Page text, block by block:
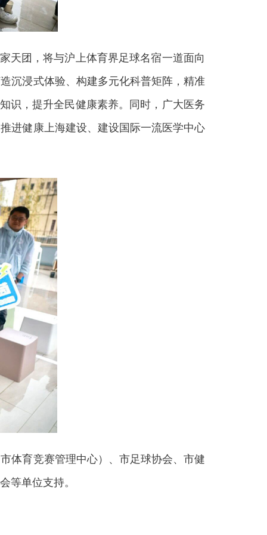
团，将与沪上体育界足球名宿一道面向
沉浸式体验、构建多元化科普矩阵，精准
识，提升全民健康素养。同时，广大医务
进健康上海建设、建设国际一流医学中心
育竞赛管理中心）、市足球协会、市健
等单位支持。